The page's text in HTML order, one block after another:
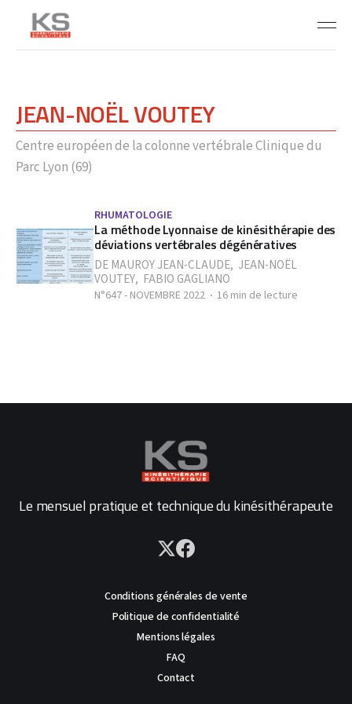
JEAN-NOËL VOUTEY
Centre européen de la colonne vertébrale Clinique du
Parc Lyon (69)
RHUMATOLOGIE
La méthode Lyonnaise de kinésithérapie des
déviations vertébrales dégénératives
DE MAUROY JEAN-CLAUDE, JEAN-NOËL
VOUTEY, FABIO GAGLIANO
N°647 - NOVEMBRE 2022 16 min de lecture
Le mensuel pratique et technique du kinésithérapeute
Conditions générales de vente
Politique de confidentialité
Mentions légales
FAQ
Contact